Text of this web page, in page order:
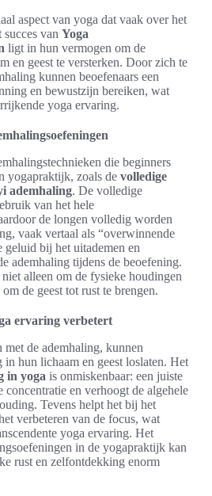
aspect van yoga dat vaak over het
van Yoga
ligt in hun vermogen om de
en geest te versterken. Door zich te
kunnen beoefenaars een
en bewustzijn bereiken, wat
yoga ervaring.
die beginners
yogapraktijk, zoals de volledige
ademhaling. De volledige
van het hele
de longen volledig worden
vaak vertaal als “overwinnende
geluid bij het uitademen en
ademhaling tijdens de beoefening.
alleen om de fysieke houdingen
de geest tot rust te brengen.
ervaring verbetert
de ademhaling, kunnen
in hun lichaam en geest loslaten. Het
in yoga is onmiskenbaar: een juiste
concentratie en verhoogt de algehele
Tevens helpt het bij het
verbeteren van de focus, wat
yoga ervaring. Het
in de yogapraktijk kan
rust en zelfontdekking enorm